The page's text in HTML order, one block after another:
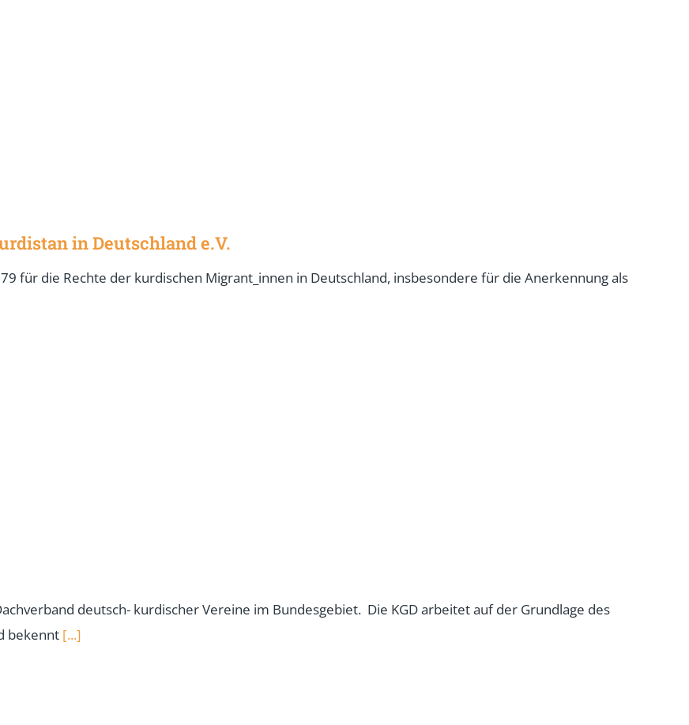
in Deutschland e.V.
für die Rechte der kurdischen Migrant_innen in Deutschland, insbesondere für die Anerkennung als
deutsch- kurdischer Vereine im Bundesgebiet. Die KGD arbeitet auf der Grundlage des
bekennt [...]